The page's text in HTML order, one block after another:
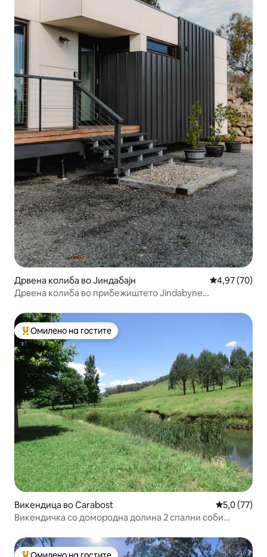
Дрвена колиба во Јиндабајн Просечна
4,97 (70)
Дрвена колиба во прибежиштето Jindabyne
Меѓу најуспешните „Омилени на гостите“
Омилено на гостите
Викендица во Carabost Просечна
5,0 (77)
Викендичка со домородна долина 2 спални соби